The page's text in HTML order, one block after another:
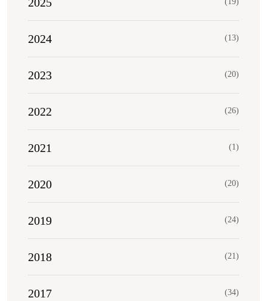
2024 (13)
2023 (20)
2022 (26)
2021 (1)
2020 (20)
2019 (24)
2018 (21)
2017 (34)